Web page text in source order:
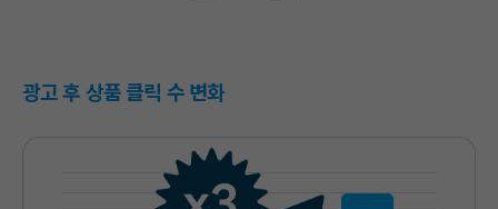
광고 후 상품 클릭 수 변화